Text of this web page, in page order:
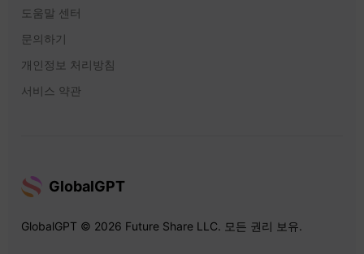
도움말 센터
문의하기
개인정보 처리방침
서비스 약관
GlobalGPT
GlobalGPT © 2026 Future Share LLC. 모든 권리 보유.